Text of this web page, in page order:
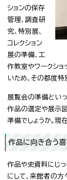
ションの保存
管理、調査研
究、特別展、
コレクション
展の準備、工
作教室やワークシ
いため、その都度特
展覧会の準備とい
作品の選定や展示
準備でしょうか。現
作品に向き合う
作品や史資料にじ
にして、来館者の方